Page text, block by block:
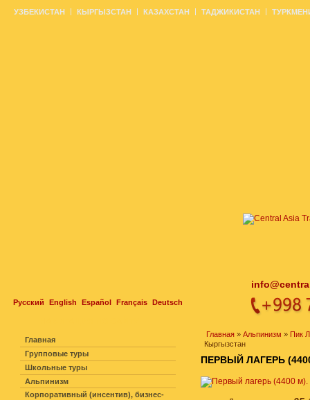
Русский English Español Français Deutsch
УЗБЕКИСТАН КЫРГЫЗСТАН КАЗАХСТАН ТАДЖИКИСТАН
Главная » Альпинизм » Пик
Кыргызстан
ПЕРВЫЙ ЛАГЕРЬ
Главная
Групповые туры
Школьные туры
Альпинизм
Корпоративный (инсентив), бизнес-